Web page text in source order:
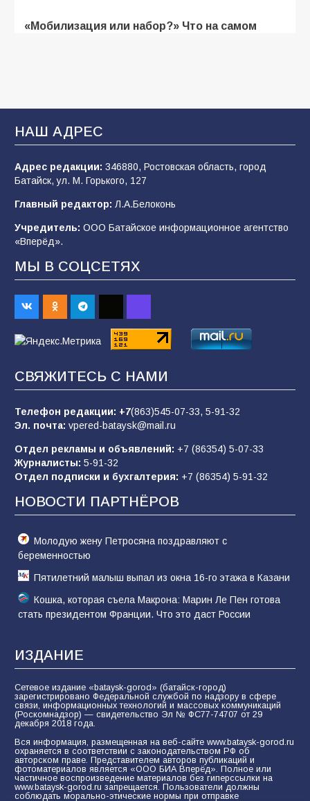
«Мобилизация или набор?» Что на самом
В Батайске продолжаются дорожные работы
106 04.08.2026
Будет ли мобилизация в России в 2026 году
после выборов: в Госдуме дали ответ
105 06.08.2026
В детском саду № 35 дети освоили
строительные профессии в ходе
спортивного праздника
07.08.2026
«Слухами Москву не возьмёшь»: почему
отчаяние, а не разведка
83 02.08.2026
Батайчане вышли в финал Всероссийского
конкурса «Большая перемена»
61 04.08.2026
НАШ АДРЕС
Адрес редакции: 346880, Ростовская область, город
Батайск, ул. М. Горького, 127
Главный редактор: Л.А.Белоконь
Учредитель: ООО Батайское информационное агентство
«Вперёд».
МЫ В СОЦСЕТЯХ
СВЯЖИТЕСЬ С НАМИ
Телефон редакции: +7(863)545-07-33, 5-91-32
Эл. почта: vpered-bataysk@mail.ru
Отдел рекламы и объявлений: +7 (86354) 5-07-33
Журналисты: 5-91-32
Отдел подписки и бухгалтерия: +7 (86354) 5-91-32
НОВОСТИ ПАРТНЁРОВ
Молодую жену Петросяна поздравляют с
беременностью
Пятилетний малыш выпал из окна 16-го этажа в Казани
Кошка, которая съела Макрона: Марин Ле Пен готова
стать президентом Франции. Что это даст России
ИЗДАНИЕ
Сетевое издание «bataysk-gorod» (батайск-город)
зарегистрировано Федеральной службой по надзору в сфере
связи, информационных технологий и массовых коммуникаций
(Роскомнадзор) — свидетельство Эл № ФС77-74707 от 29
декабря 2018 года.
Вся информация, размещенная на веб-сайте www.bataysk-gorod.ru
охраняется в соответствии с законодательством РФ об
авторском праве. Представителем авторов публикаций и
фотоматериалов является «ООО БИА Вперёд». Полное или
частичное воспроизведение материалов без гиперссылки на
www.bataysk-gorod.ru запрещается. Пользователи должны
соблюдать морально-этические нормы при отправке